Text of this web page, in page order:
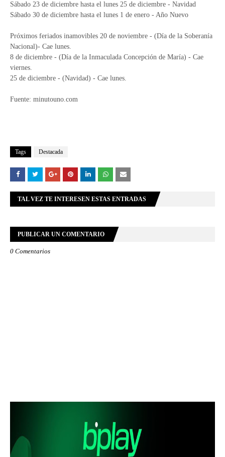
Sábado 23 de diciembre hasta el lunes 25 de diciembre - Navidad
Sábado 30 de diciembre hasta el lunes 1 de enero - Año Nuevo
Próximos feriados inamovibles 20 de noviembre - (Día de la Soberanía
Nacional)- Cae lunes.
8 de diciembre - (Día de la Inmaculada Concepción de María) - Cae
viernes.
25 de diciembre - (Navidad) - Cae lunes.
Fuente: minutouno.com
Tags Destacada
TAL VEZ TE INTERESEN ESTAS ENTRADAS
PUBLICAR UN COMENTARIO
0 Comentarios